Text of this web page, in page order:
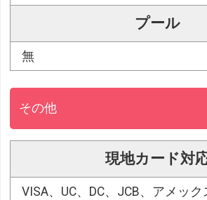
プール
無
その他
現地カード対
VISA、UC、DC、JCB、アメック